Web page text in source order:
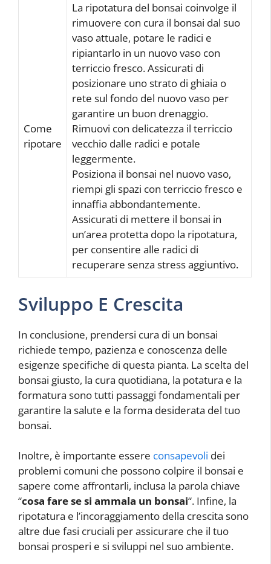
Come
ripotare
La ripotatura del bonsai coinvolge il
rimuovere con cura il bonsai dal suo
vaso attuale, potare le radici e
ripiantarlo in un nuovo vaso con
terriccio fresco. Assicurati di
posizionare uno strato di ghiaia o
rete sul fondo del nuovo vaso per
garantire un buon drenaggio.
Rimuovi con delicatezza il terriccio
vecchio dalle radici e potale
leggermente.
Posiziona il bonsai nel nuovo vaso,
riempi gli spazi con terriccio fresco e
innaffia abbondantemente.
Assicurati di mettere il bonsai in
un’area protetta dopo la ripotatura,
per consentire alle radici di
recuperare senza stress aggiuntivo.
Sviluppo E Crescita
In conclusione, prendersi cura di un bonsai
richiede tempo, pazienza e conoscenza delle
esigenze specifiche di questa pianta. La scelta del
bonsai giusto, la cura quotidiana, la potatura e la
formatura sono tutti passaggi fondamentali per
garantire la salute e la forma desiderata del tuo
bonsai.
Inoltre, è importante essere consapevoli dei
problemi comuni che possono colpire il bonsai e
sapere come affrontarli, inclusa la parola chiave
“cosa fare se si ammala un bonsai“. Infine, la
ripotatura e l’incoraggiamento della crescita sono
altre due fasi cruciali per assicurare che il tuo
bonsai prosperi e si sviluppi nel suo ambiente.